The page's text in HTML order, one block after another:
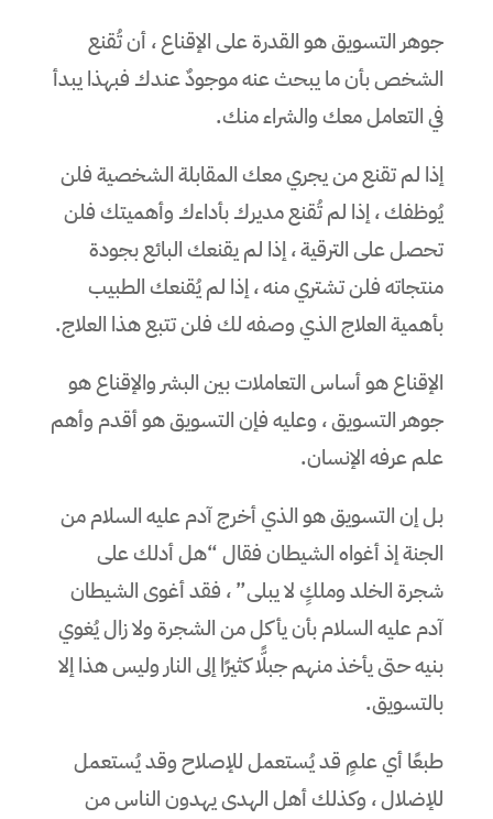
جوهر التسويق هو القدرة على الإقناع ، أن تُقنع
الشخص بأن ما يبحث عنه موجودٌ عندك فبهذا يبدأ
في التعامل معك والشراء منك.
إذا لم تقنع من يجري معك المقابلة الشخصية فلن
يُوظفك ، إذا لم تُقنع مديرك بأداءك وأهميتك فلن
تحصل على الترقية ، إذا لم يقنعك البائع بجودة
منتجاته فلن تشتري منه ، إذا لم يُقنعك الطبيب
بأهمية العلاج الذي وصفه لك فلن تتبع هذا العلاج.
الإقناع هو أساس التعاملات بين البشر والإقناع هو
جوهر التسويق ، وعليه فإن التسويق هو أقدم وأهم
علم عرفه الإنسان.
بل إن التسويق هو الذي أخرج آدم عليه السلام من
الجنة إذ أغواه الشيطان فقال “هل أدلك على
شجرة الخلد وملكٍ لا يبلى” ، فقد أغوى الشيطان
آدم عليه السلام بأن يأكل من الشجرة ولا زال يُغوي
بنيه حتى يأخذ منهم جبلًّا كثيرًا إلى النار وليس هذا إلا
بالتسويق.
طبعًا أي علمٍ قد يُستعمل للإصلاح وقد يُستعمل
للإضلال ، وكذلك أهل الهدى يهدون الناس من